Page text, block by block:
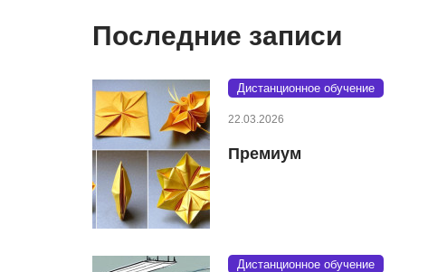
Последние записи
Дистанционное обучение
22.03.2026
Премиум
Дистанционное обучение